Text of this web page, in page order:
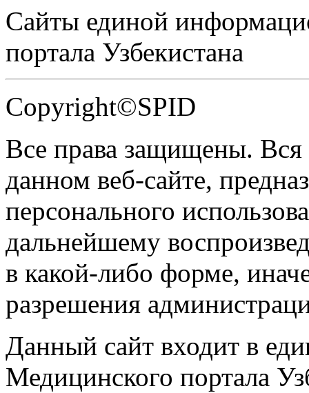
Сайты единой
портала Узбекистана
Copyright©SPID
Все права защищены.
данном веб-сайте,
персонального
дальнейшему
в какой-либо форме,
разрешения
Данный сайт входит в
Медицинского портала